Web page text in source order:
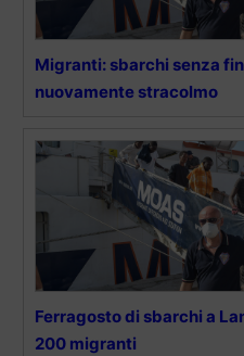
Migranti: sbarchi senza
nuovamente stracolmo
Ferragosto di sbarchi a
200 migranti